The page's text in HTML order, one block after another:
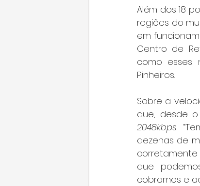
Além dos 18
regiões do
em
Centro de
como esses
Pinheiros.
Sobre a
que, desde
2048kbps.
dezenas de
corretamente
que
cobramos e